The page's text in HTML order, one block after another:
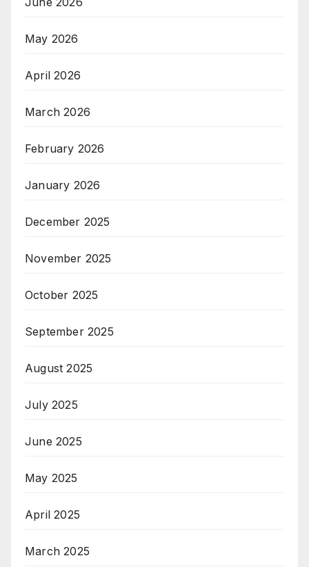
May 2026
April 2026
March 2026
February 2026
January 2026
December 2025
November 2025
October 2025
September 2025
August 2025
July 2025
June 2025
May 2025
April 2025
March 2025